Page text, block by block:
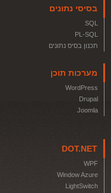
בסיסי נתונים
SQL
PL-SQL
תכנון בסיס נתונים
מערכות תוכן
WordPress
Drupal
Joomla
DOT.NET
WPF
Window Azure
LightSwitch